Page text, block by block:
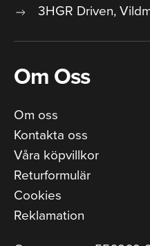
3HGR Driven,
Om Oss
Om oss
Kontakta oss
Våra köpvillkor
Returformulär
Cookies
Reklamation